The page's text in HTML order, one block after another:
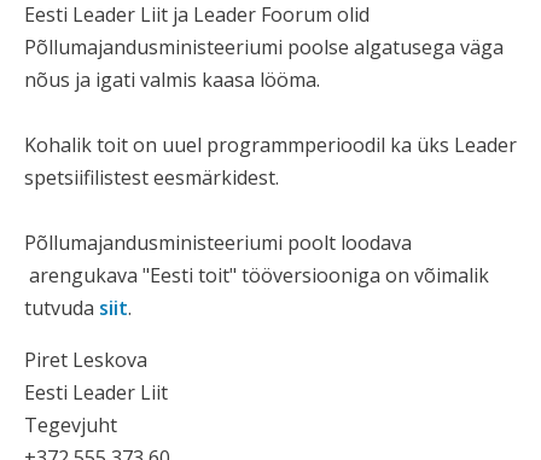
Eesti Leader Liit ja Leader Foorum olid
Põllumajandusministeeriumi poolse algatusega väga
nõus ja igati valmis kaasa lööma.
Kohalik toit on uuel programmperioodil ka üks Leader
spetsiifilistest eesmärkidest.
Põllumajandusministeeriumi poolt loodava
arengukava "Eesti toit" tööversiooniga on võimalik
tutvuda siit.
Piret Leskova
Eesti Leader Liit
Tegevjuht